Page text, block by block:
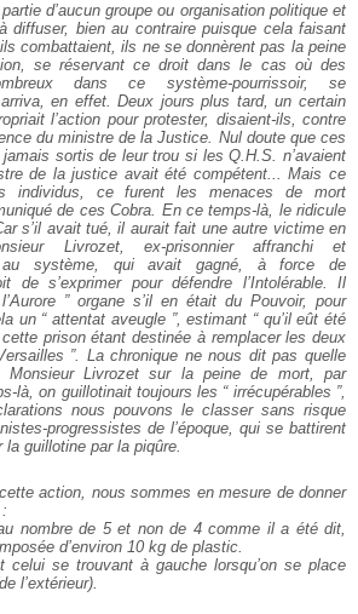
d’aucun groupe ou organisation politique et
diffuser, bien au contraire puisque cela faisant
combattaient, ils ne se donnèrent pas la peine
se réservant ce droit dans le cas où des
dans ce système-pourrissoir, se
en effet. Deux jours plus tard, un certain
l’action pour protester, disaient-ils, contre
du ministre de la Justice. Nul doute que ces
sortis de leur trou si les Q.H.S. n’avaient
de la justice avait été compétent... Mais ce
individus, ce furent les menaces de mort
de ces Cobra. En ce temps-là, le ridicule
s’il avait tué, il aurait fait une autre victime en
Livrozet, ex-prisonnier affranchi et
au système, qui avait gagné, à force de
de s’exprimer pour défendre l’Intolérable. Il
” organe s’il en était du Pouvoir, pour
un “ attentat aveugle ”, estimant “ qu’il eût été
cette prison étant destinée à remplacer les deux
”. La chronique ne nous dit pas quelle
Livrozet sur la peine de mort, par
là, on guillotinait toujours les “ irrécupérables ”,
nous pouvons le classer sans risque
progressistes de l’époque, qui se battirent
guillotine par la piqûre.
action, nous sommes en mesure de donner
nombre de 5 et non de 4 comme il a été dit,
d’environ 10 kg de plastic.
celui se trouvant à gauche lorsqu’on se place
l’extérieur).